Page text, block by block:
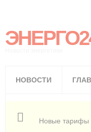
НОВОСТИ
Новые тарифы